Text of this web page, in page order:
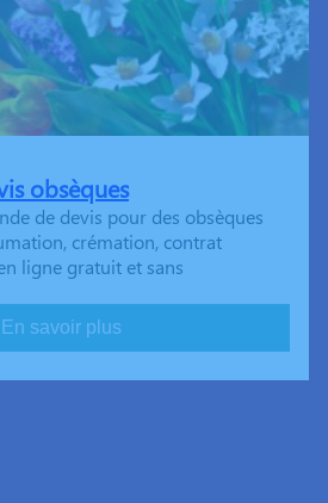
obsèques
de devis pour des obsèques
crémation, contrat
ligne gratuit et sans
En savoir plus